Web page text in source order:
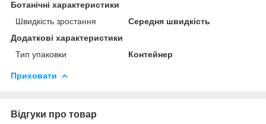
Ботанічні характеристики
Швидкість зростання
Середня швидкість
Додаткові характеристики
Тип упаковки
Контейнер
Приховати
Відгуки про товар